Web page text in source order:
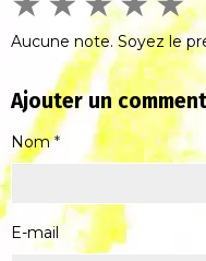
Aucune note. Soyez le
Ajouter un
Nom
E-mail